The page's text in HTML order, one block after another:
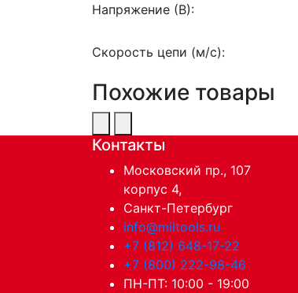
Напряжение (В):
Скорость цепи (м/с):
Похожие товары
Контакты
Московский пр., 107
корпус 4,
Санкт-Петербург
info@miltools.ru
+7 (812) 648-17-22
+7 (800) 222-98-46
ПН-ПТ: 10:00 - 19:00